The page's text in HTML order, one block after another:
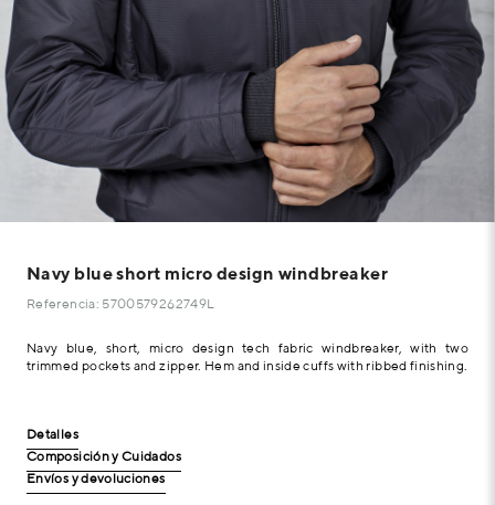
Navy blue short micro design windbreaker
Referencia: 5700579262749L
Navy blue, short, micro design tech fabric windbreaker, with two
trimmed pockets and zipper. Hem and inside cuffs with ribbed finishing.
Detalles
Composición y Cuidados
Envíos y devoluciones